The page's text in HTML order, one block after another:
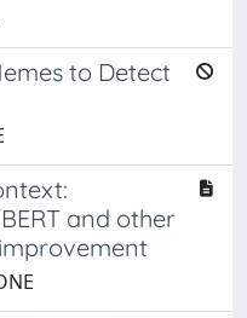
to Detect
and other